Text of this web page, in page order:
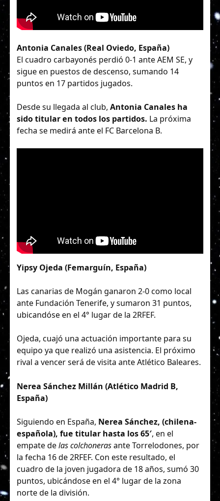
Antonia Canales (Real Oviedo, España)
El cuadro carbayonés perdió 0-1 ante AEM SE, y
sigue en puestos de descenso, sumando 14
puntos en 17 partidos jugados.
Desde su llegada al club, Antonia Canales ha
sido titular en todos los partidos. La próxima
fecha se medirá ante el FC Barcelona B.
Yipsy Ojeda (Femarguín, España)
Las canarias de Mogán ganaron 2-0 como local
ante Fundación Tenerife, y sumaron 31 puntos,
ubicandóse en el 4° lugar de la 2RFEF.
Ojeda, cuajó una actuación importante para su
equipo ya que realizó una asistencia. El próximo
rival a vencer será de visita ante Atlético Baleares.
Nerea Sánchez Millán (Atlético Madrid B,
España)
Siguiendo en España, Nerea Sánchez, (chilena-
española), fue titular hasta los 65′, en el
empate delas colchonerasante Torrelodones, por
la fecha 16 de 2RFEF. Con este resultado, el
cuadro de la joven jugadora de 18 años, sumó 30
puntos, ubicándose en el 4° lugar de la zona
norte de la división.